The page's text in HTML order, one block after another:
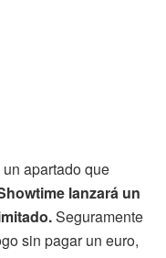
apartado que
lanzará un
Seguramente
sin pagar un euro,